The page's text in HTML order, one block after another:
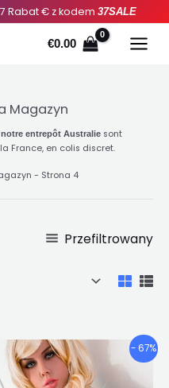
Rabat € z kodem 37SALE
€0.00
Magazyn
entrepôt Australie sont
France, en colis discret.
- Strona 4
Przefiltrowany
- 67%
Przedział
cenowy:
€713.46
produkt